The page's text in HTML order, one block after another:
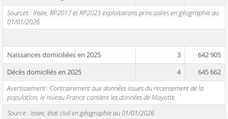
Sources : Insee, RP2017 et RP2023 exploitations principales en géographie au
01/01/2026
Naissances domiciliées en 2025 3
642 905
Décès domiciliés en 2025
4
645 662
Avertissement : Contrairement aux données issues du recensement de la
population, le niveau France contient les données de Mayotte.
Source : Insee, état civil en géographie au 01/01/2026